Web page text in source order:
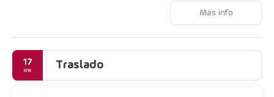
Coroa Vermelha y a 0,7 km de Playa Itacimirim.
otras instalaciones recreativas, como una pista de tenis al aire
libre y una sauna. Otros servicios de este hotel incluyen
conexión a Internet wifi gratis, una zona recreativa o sala de
juegos y una peluquería.
Más info
17
ene Traslado